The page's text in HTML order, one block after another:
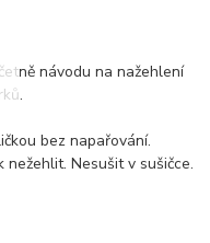
návodu na nažehlení
bez napařování.
nežehlit. Nesušit v sušičce.